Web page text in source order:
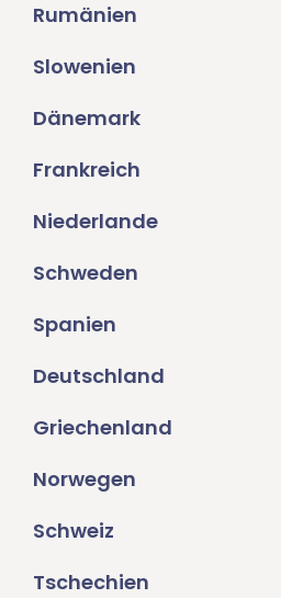
Rumänien
Slowenien
Dänemark
Frankreich
Niederlande
Schweden
Spanien
Deutschland
Griechenland
Norwegen
Schweiz
Tschechien